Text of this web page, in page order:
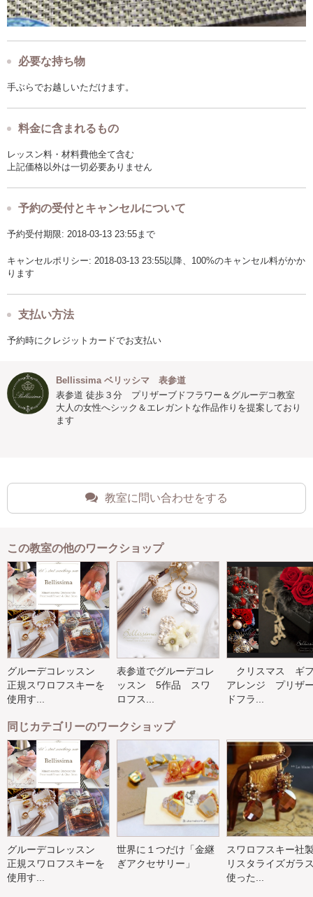
必要な持ち物
手ぶらでお越しいただけます。
料金に含まれるもの
レッスン料・材料費他全て含む
上記価格以外は一切必要ありません
予約の受付とキャンセルについて
予約受付期限: 2018-03-13 23:55まで
キャンセルポリシー: 2018-03-13 23:55以降、100%のキャンセル料がかか
ります
支払い方法
予約時にクレジットカードでお支払い
Bellissima ベリッシマ 表参道
表参道 徒歩３分 プリザーブドフラワー＆グルーデコ教室
大人の女性へシック＆エレガントな作品作りを提案しており
ます
教室に問い合わせをする
この教室の他のワークショップ
グルーデコレッスン
正規スワロフスキーを
使用す...
表参道でグルーデコレ
ッスン 5作品 スワ
ロフス...
クリスマス ギ
アレンジ プリザ
ドフラ...
同じカテゴリーのワークショップ
グルーデコレッスン
正規スワロフスキーを
使用す...
世界に１つだけ「金継
ぎアクセサリー」
スワロフスキー社
リスタライズガラ
使った...